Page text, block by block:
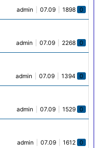
admin 07.09 1898 0
admin 07.09 2268 0
admin 07.09 1394 0
admin 07.09 1529 0
admin 07.09 1612 0